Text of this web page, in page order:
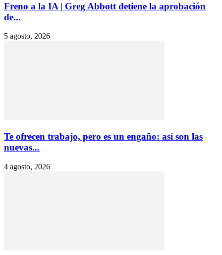
Freno a la IA | Greg Abbott detiene la aprobación
de...
5 agosto, 2026
Te ofrecen trabajo, pero es un engaño: así son las
nuevas...
4 agosto, 2026